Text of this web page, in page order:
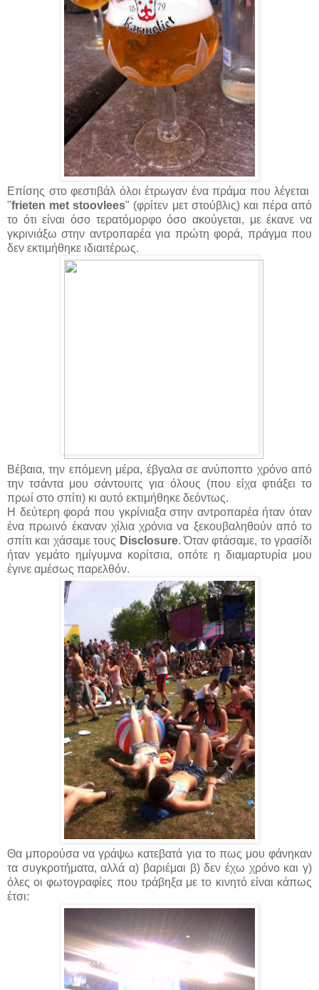
Επίσης στο φεστιβάλ όλοι έτρωγαν ένα πράμα που λέγεται
"frieten met stoovlees" (φρίτεν μετ στούβλις) και πέρα από
το ότι είναι όσο τερατόμορφο όσο ακούγεται, με έκανε να
γκρινιάξω στην αντροπαρέα για πρώτη φορά, πράγμα που
δεν εκτιμήθηκε ιδιαιτέρως.
Βέβαια, την επόμενη μέρα, έβγαλα σε ανύποπτο χρόνο από
την τσάντα μου σάντουιτς για όλους (που είχα φτιάξει το
πρωί στο σπίτι) κι αυτό εκτιμήθηκε δεόντως.
Η δεύτερη φορά που γκρίνιαξα στην αντροπαρέα ήταν όταν
ένα πρωινό έκαναν χίλια χρόνια να ξεκουβαληθούν από το
σπίτι και χάσαμε τους Disclosure. Όταν φτάσαμε, το γρασίδι
ήταν γεμάτο ημίγυμνα κορίτσια, οπότε η διαμαρτυρία μου
έγινε αμέσως παρελθόν.
Θα μπορούσα να γράψω κατεβατά για το πως μου φάνηκαν
τα συγκροτήματα, αλλά α) βαριέμαι β) δεν έχω χρόνο και γ)
όλες οι φωτογραφίες που τράβηξα με το κινητό είναι κάπως
έτσι: